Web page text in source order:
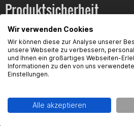
Produktsicherheit
Kontaktinformationen des Herstellers:
MOTUL Deutschland GmbH
Butzweilerhofallee 3
Kontakt:info@motul.de
Wir verwenden Cookies
Wir können diese zur Analyse unserer
unsere Webseite zu verbessern,
und Ihnen ein großartiges Webseiten-
Informationen zu den von uns
Einstellungen.
Alle akzeptieren